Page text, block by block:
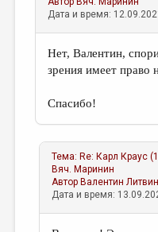
Дата и время:
Нет, Валентин,
зрения имеет право
Спасибо!
Тема: Re: Карл Краус
Вяч. Маринин
Автор Валентин
Дата и время: